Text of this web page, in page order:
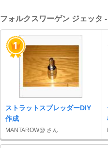
フォルクスワーゲン ジェッタ
ストラットスプレッダーDIY
作成
MANTAROW@ さん